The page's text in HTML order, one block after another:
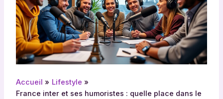
Accueil
Lifestyle
France inter et ses humoristes : quelle place dans le